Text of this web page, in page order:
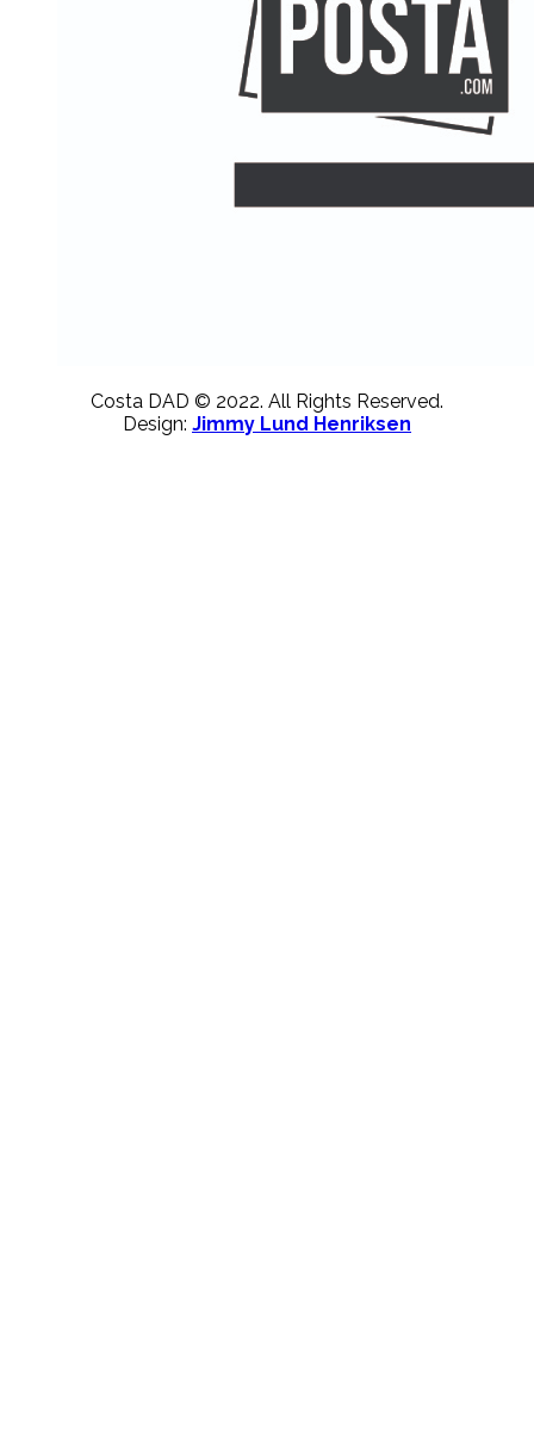
Costa DAD © 2022. All Rights Reserved.
Design: Jimmy Lund Henriksen